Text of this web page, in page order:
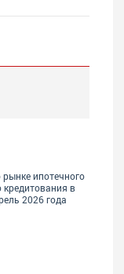
ипотечного
в
2026 года